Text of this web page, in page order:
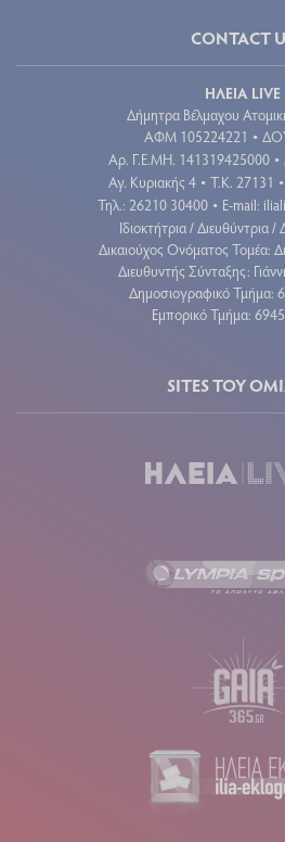
CONTACT
ΗΛΕΙΑ LIVE
Δήμητρα Βέλμαχου
ΑΦΜ 105224221 •
Aρ. Γ.Ε.ΜΗ. 141319425000 •
Αγ. Κυριακής 4 • Τ.Κ. 27131 •
Τηλ.: 26210 30400 • E-mail:
Ιδιοκτήτρια / Διευθύντρια /
Δικαιούχος Ονόματος Τομέα:
Διευθυντής Σύνταξης:
Δημοσιογραφικό Τμήμα:
Εμπορικό Τμήμα:
SITES ΤΟΥ